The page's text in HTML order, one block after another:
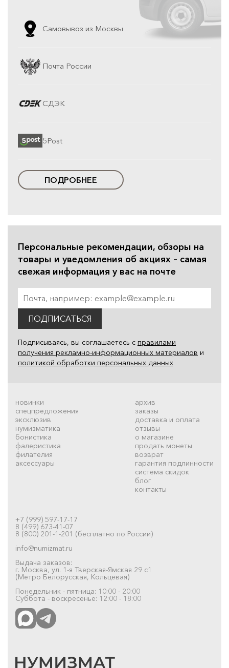
Самовывоз из Москвы
Почта России
СДЭК
5Post
ПОДРОБНЕЕ
Персональные рекомендации, обзоры на
товары и уведомления об акциях – самая
свежая информация у вас на почте
ПОДПИСАТЬСЯ
Подписываясь, вы соглашаетесь с правилами
получения рекламно-информационных материалов и
политикой обработки персональных данных
новинки
спецпредложения
эксклюзив
нумизматика
бонистика
фалеристика
филателия
аксессуары
архив
заказы
доставка и оплата
отзывы
о магазине
продать монеты
возврат
гарантия подлинности
система скидок
блог
контакты
+7 (999) 597-17-17
8 (499) 673-41-07
8 (800) 201-1-201 (бесплатно по России)
info@numizmat.ru
Выдача заказов:
г. Москва, ул. 1-я Тверская-Ямская 29 с1
(Метро Белорусская, Кольцевая)
Понедельник - пятница: 10:00 - 20:00
Суббота - воскресенье: 12:00 - 18:00